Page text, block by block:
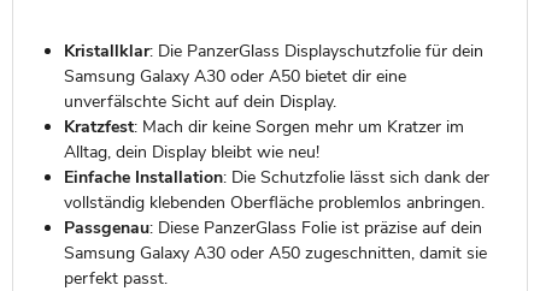
Kristallklar: Die PanzerGlass Displayschutzfolie für dein
Samsung Galaxy A30 oder A50 bietet dir eine
unverfälschte Sicht auf dein Display.
Kratzfest: Mach dir keine Sorgen mehr um Kratzer im
Alltag, dein Display bleibt wie neu!
Einfache Installation: Die Schutzfolie lässt sich dank der
vollständig klebenden Oberfläche problemlos anbringen.
Passgenau: Diese PanzerGlass Folie ist präzise auf dein
Samsung Galaxy A30 oder A50 zugeschnitten, damit sie
perfekt passt.